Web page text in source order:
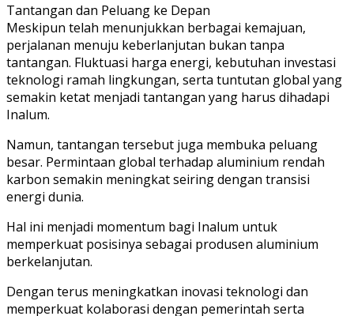
Tantangan dan Peluang ke Depan
Meskipun telah menunjukkan berbagai kemajuan,
perjalanan menuju keberlanjutan bukan tanpa
tantangan. Fluktuasi harga energi, kebutuhan investasi
teknologi ramah lingkungan, serta tuntutan global yang
semakin ketat menjadi tantangan yang harus dihadapi
Inalum.
Namun, tantangan tersebut juga membuka peluang
besar. Permintaan global terhadap aluminium rendah
karbon semakin meningkat seiring dengan transisi
energi dunia.
Hal ini menjadi momentum bagi Inalum untuk
memperkuat posisinya sebagai produsen aluminium
berkelanjutan.
Dengan terus meningkatkan inovasi teknologi dan
memperkuat kolaborasi dengan pemerintah serta